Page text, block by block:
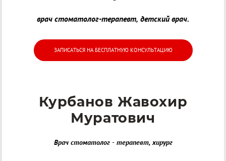
врач стоматолог-терапевт, детский врач.
ЗАПИСАТЬСЯ НА БЕСПЛАТНУЮ КОНСУЛЬТАЦИЮ
Курбанов Жавохир
Муратович
Врач стоматолог - терапевт, хирург